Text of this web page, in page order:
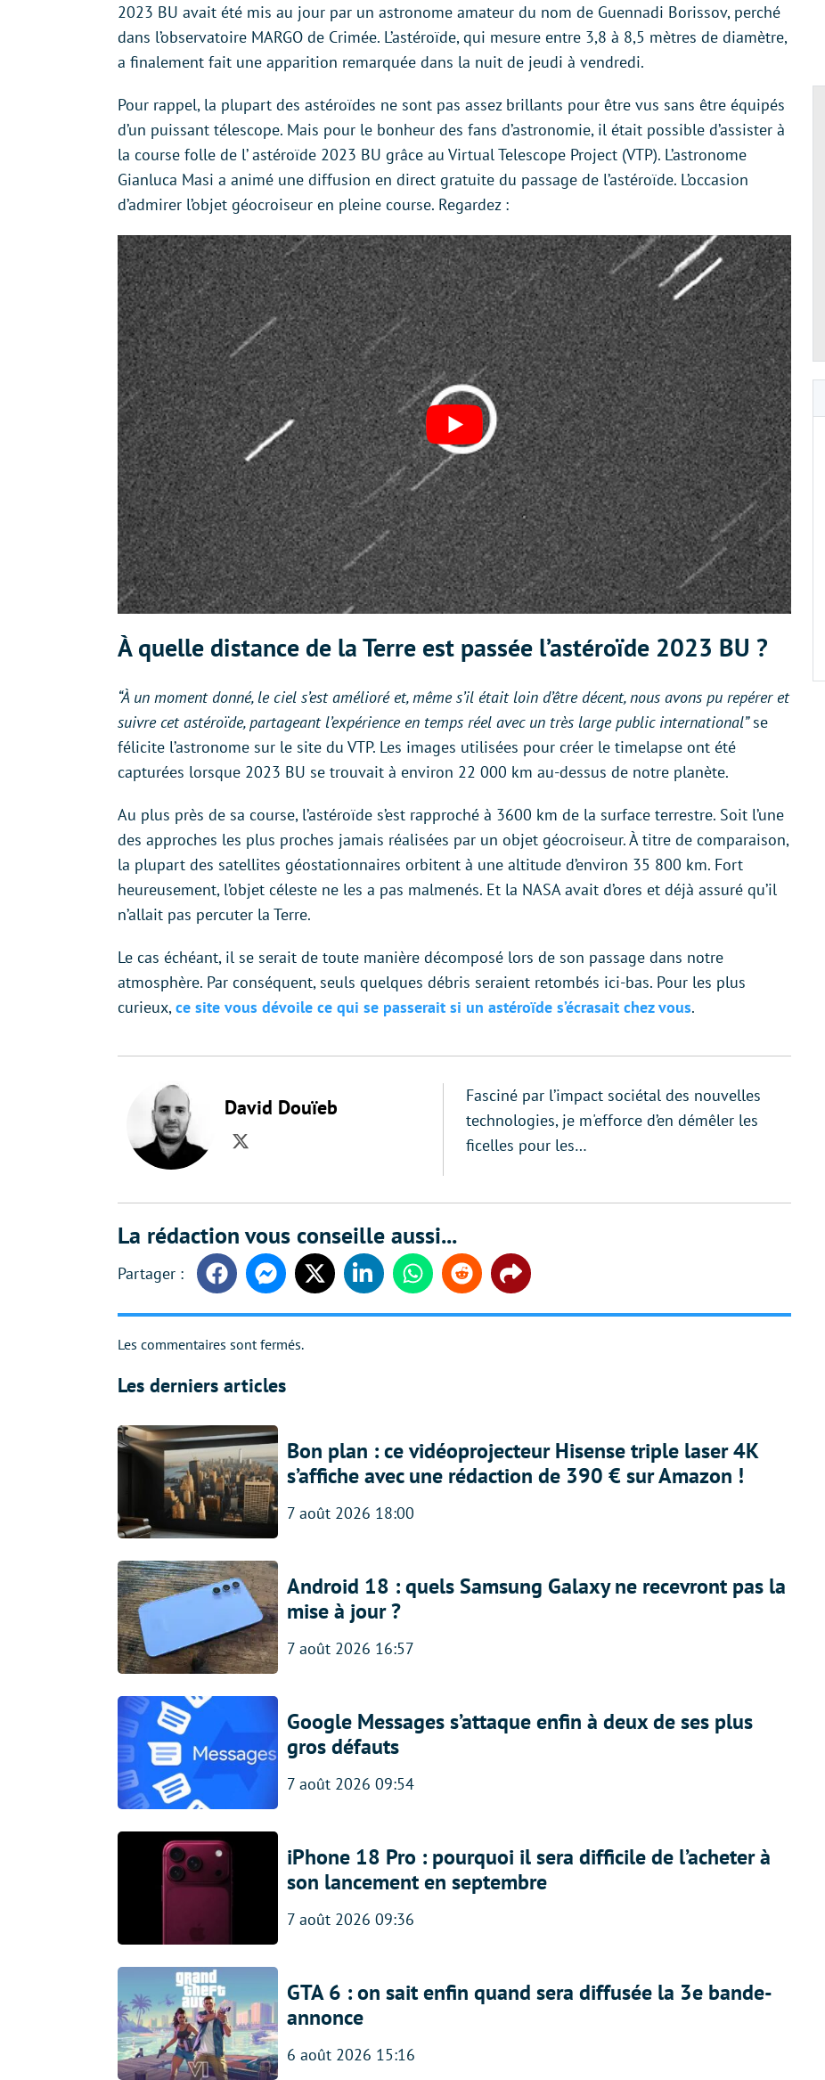
2023 BU avait été mis au jour par un astronome amateur du nom de Guennadi Borissov, perché
dans l’observatoire MARGO de Crimée. L’astéroïde, qui mesure entre 3,8 à 8,5 mètres de diamètre,
a finalement fait une apparition remarquée dans la nuit de jeudi à vendredi.
Pour rappel, la plupart des astéroïdes ne sont pas assez brillants pour être vus sans être équipés
d’un puissant télescope. Mais pour le bonheur des fans d’astronomie, il était possible d’assister à
la course folle de l’ astéroïde 2023 BU grâce au Virtual Telescope Project (VTP). L’astronome
Gianluca Masi a animé une diffusion en direct gratuite du passage de l’astéroïde. L’occasion
d’admirer l’objet géocroiseur en pleine course. Regardez :
À quelle distance de la Terre est passée l’astéroïde 2023 BU ?
“À un moment donné, le ciel s’est amélioré et, même s’il était loin d’être décent, nous avons pu repérer et
suivre cet astéroïde, partageant l’expérience en temps réel avec un très large public international”se
félicite l’astronome sur le site du VTP. Les images utilisées pour créer le timelapse ont été
capturées lorsque 2023 BU se trouvait à environ 22 000 km au-dessus de notre planète.
Au plus près de sa course, l’astéroïde s’est rapproché à 3600 km de la surface terrestre. Soit l’une
des approches les plus proches jamais réalisées par un objet géocroiseur. À titre de comparaison,
la plupart des satellites géostationnaires orbitent à une altitude d’environ 35 800 km. Fort
heureusement, l’objet céleste ne les a pas malmenés. Et la NASA avait d’ores et déjà assuré qu’il
n’allait pas percuter la Terre.
Le cas échéant, il se serait de toute manière décomposé lors de son passage dans notre
atmosphère. Par conséquent, seuls quelques débris seraient retombés ici-bas. Pour les plus
curieux,ce site vous dévoile ce qui se passerait si un astéroïde s’écrasait chez vous.
David Douïeb
Twitter
Fasciné par l’impact sociétal des nouvelles
technologies, je m'efforce d’en démêler les
ficelles pour les…
La rédaction vous conseille aussi...
FacebookMessengerTwitter LinkedinWhatsappReddit Share
Les commentaires sont fermés.
Les derniers articles
Bon plan : ce vidéoprojecteur Hisense triple laser 4K
s’affiche avec une rédaction de 390 € sur Amazon !
7 août 2026 18:00
Android 18 : quels Samsung Galaxy ne recevront pas la
mise à jour ?
7 août 2026 16:57
Google Messages s’attaque enfin à deux de ses plus
gros défauts
7 août 2026 09:54
iPhone 18 Pro : pourquoi il sera difficile de l’acheter à
son lancement en septembre
7 août 2026 09:36
GTA 6 : on sait enfin quand sera diffusée la 3e bande-
annonce
6 août 2026 15:16